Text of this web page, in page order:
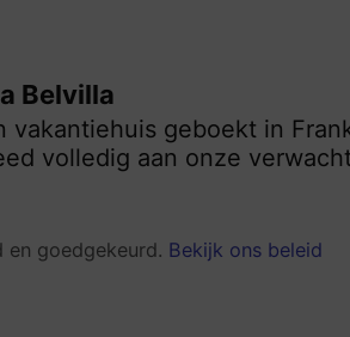
Belvilla
vakantiehuis geboekt in
volledig aan onze
en goedgekeurd. Bekijk ons beleid